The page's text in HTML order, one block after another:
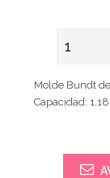
Molde Bundt
Capacidad: